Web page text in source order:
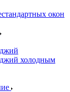
окон
холодным